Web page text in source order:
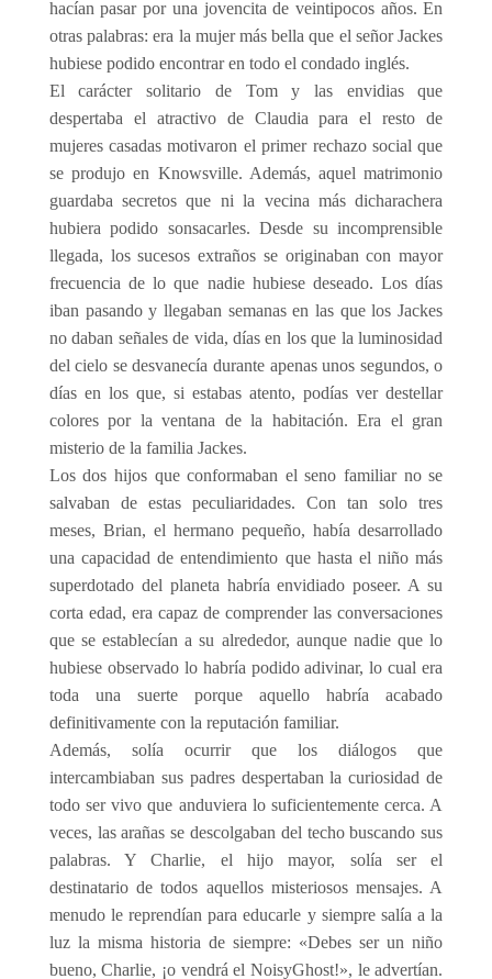
hacían pasar por una jovencita de veintipocos años. En
otras palabras: era la mujer más bella que el señor Jackes
hubiese podido encontrar en todo el condado inglés.
El carácter solitario de Tom y las envidias que
despertaba el atractivo de Claudia para el resto de
mujeres casadas motivaron el primer rechazo social que
se produjo en Knowsville. Además, aquel matrimonio
guardaba secretos que ni la vecina más dicharachera
hubiera podido sonsacarles. Desde su incomprensible
llegada, los sucesos extraños se originaban con mayor
frecuencia de lo que nadie hubiese deseado. Los días
iban pasando y llegaban semanas en las que los Jackes
no daban señales de vida, días en los que la luminosidad
del cielo se desvanecía durante apenas unos segundos, o
días en los que, si estabas atento, podías ver destellar
colores por la ventana de la habitación. Era el gran
misterio de la familia Jackes.
Los dos hijos que conformaban el seno familiar no se
salvaban de estas peculiaridades. Con tan solo tres
meses, Brian, el hermano pequeño, había desarrollado
una capacidad de entendimiento que hasta el niño más
superdotado del planeta habría envidiado poseer. A su
corta edad, era capaz de comprender las conversaciones
que se establecían a su alrededor, aunque nadie que lo
hubiese observado lo habría podido adivinar, lo cual era
toda una suerte porque aquello habría acabado
definitivamente con la reputación familiar.
Además, solía ocurrir que los diálogos que
intercambiaban sus padres despertaban la curiosidad de
todo ser vivo que anduviera lo suficientemente cerca. A
veces, las arañas se descolgaban del techo buscando sus
palabras. Y Charlie, el hijo mayor, solía ser el
destinatario de todos aquellos misteriosos mensajes. A
menudo le reprendían para educarle y siempre salía a la
luz la misma historia de siempre: «Debes ser un niño
bueno, Charlie, ¡o vendrá el NoisyGhost!», le advertían.